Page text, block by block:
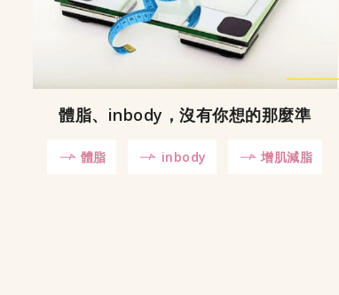
體脂、inbody，沒有你想的那麼準
體脂 inbody 增肌減脂